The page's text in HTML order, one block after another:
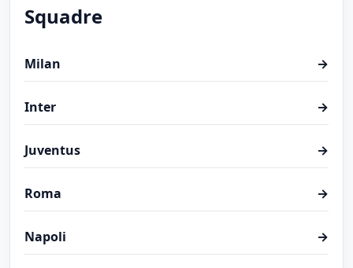
Squadre
Milan →
Inter →
Juventus →
Roma →
Napoli →